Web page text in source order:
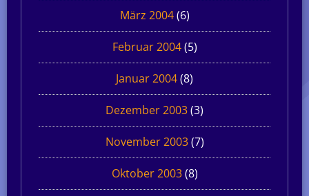
März 2004(6)
Februar 2004(5)
Januar 2004(8)
Dezember 2003(3)
November 2003(7)
Oktober 2003(8)